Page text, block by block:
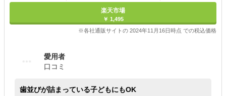
楽天市場
￥ 1,495
※各社通販サイトの 2024年11月16日時点 での税込価格
愛用者
口コミ
歯並びが詰まっている子どもにもOK